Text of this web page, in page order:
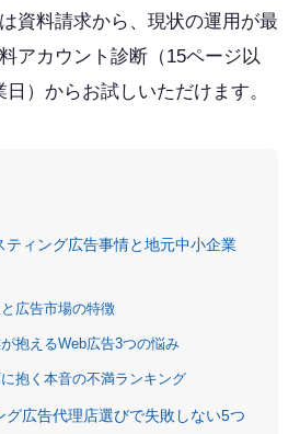
資料請求から、現状の運用が最
アカウント診断（15ページ以
日）からお試しいただけます。
ティング広告事情と地元中小企業
広告市場の特徴
抱えるWeb広告3つの悩み
抱く本音の不満ランキング
グ広告代理店選びで失敗しない5つ